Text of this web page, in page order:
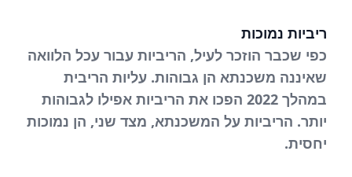
ריביות נמוכות
כפי שכבר הוזכר לעיל, הריביות עבור עכל הלוואה
שאיננה משכנתא הן גבוהות. עליות הריבית
במהלך 2022 הפכו את הריביות אפילו לגבוהות
יותר. הריביות על המשכנתא, מצד שני, הן נמוכות
יחסית.